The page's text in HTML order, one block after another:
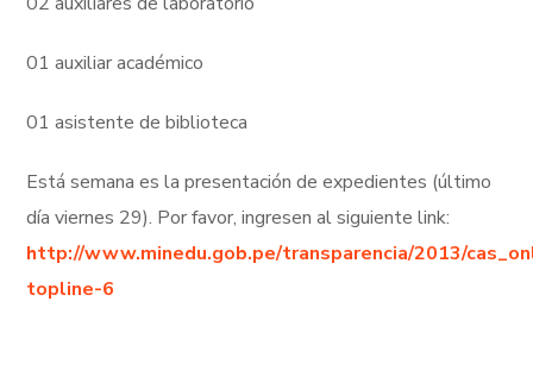
01 auxiliar académico
01 asistente de biblioteca
Está semana es la presentación de expedientes (último
día viernes 29). Por favor, ingresen al siguiente link:
http://www.minedu.gob.pe/transparencia/2013/
topline-6